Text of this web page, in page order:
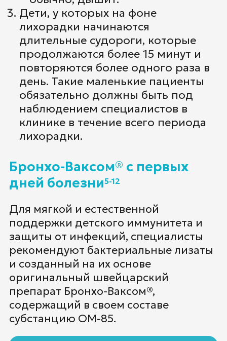
Дети, у которых на фоне
лихорадки начинаются
длительные судороги, которые
продолжаются более 15 минут и
повторяются более одного раза в
день. Такие маленькие пациенты
обязательно должны быть под
наблюдением специалистов в
клинике в течение всего периода
лихорадки.
Бронхо-Ваксом® с первых
дней болезни5-12
Для мягкой и естественной
поддержки детского иммунитета и
защиты от инфекций, специалисты
рекомендуют бактериальные лизаты
и созданный на их основе
оригинальный швейцарский
препарат Бронхо-Ваксом®,
содержащий в своем составе
субстанцию ОМ-85.